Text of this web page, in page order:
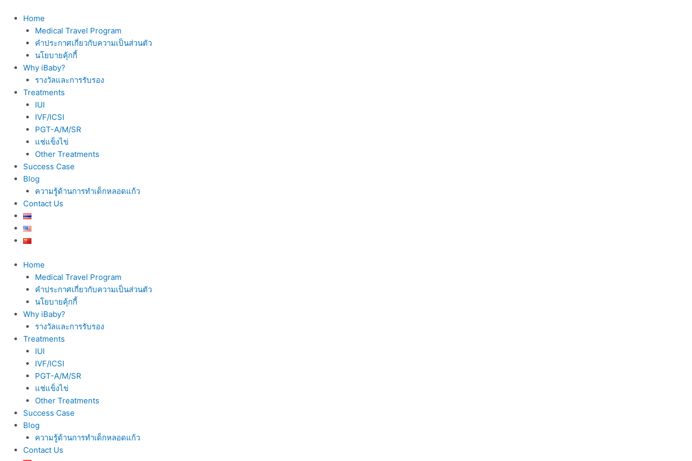
content
Home
Medical Travel Program
คำประกาศเกี่ยวกับความเป็นส่วนตัว
นโยบายคุ้กกี้
Why iBaby?
รางวัลและการรับรอง
Treatments
IUI
IVF/ICSI
PGT-A/M/SR
แช่แข็งไข่
Other Treatments
Success Case
Blog
ความรู้ด้านการทำเด็กหลอดแก้ว
Contact Us
Home
Medical Travel Program
คำประกาศเกี่ยวกับความเป็นส่วนตัว
นโยบายคุ้กกี้
Why iBaby?
รางวัลและการรับรอง
Treatments
IUI
IVF/ICSI
PGT-A/M/SR
แช่แข็งไข่
Other Treatments
Success Case
Blog
ความรู้ด้านการทำเด็กหลอดแก้ว
Contact Us